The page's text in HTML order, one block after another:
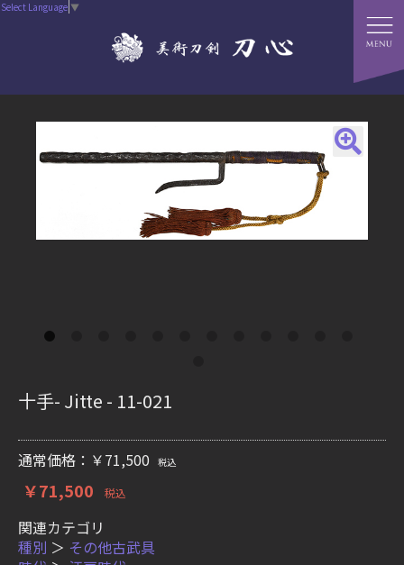
Select Language ▼
十手- Jitte - 11-021
通常価格：￥71,500 税込
￥71,500 税込
関連カテゴリ
種別 ＞ その他古武具